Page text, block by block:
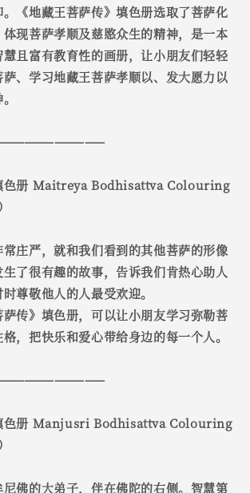
《地藏王菩萨传》填色册选取了菩萨化
现菩萨孝顺及慈愍众生的精神，是一本
且富有教育性的画册，让小朋友们轻轻
、学习地藏王菩萨孝顺以、发大愿力以
色册 Maitreya Bodhisattva Colouring
庄严，就和我们看到的其他菩萨的形像
了很有趣的故事，告诉我们肯热心助人
尊敬他人的人最受欢迎。
传》填色册，可以让小朋友学习弥勒菩
，把快乐和爱心带给身边的每一个人。
色册 Manjusri Bodhisattva Colouring
佛的大弟子，伴在佛陀的右侧。智慧第